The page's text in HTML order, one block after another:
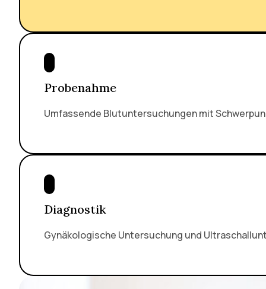
Probenahme
Umfassende Blutuntersuchungen mit
Diagnostik
Gynäkologische Untersuchung und